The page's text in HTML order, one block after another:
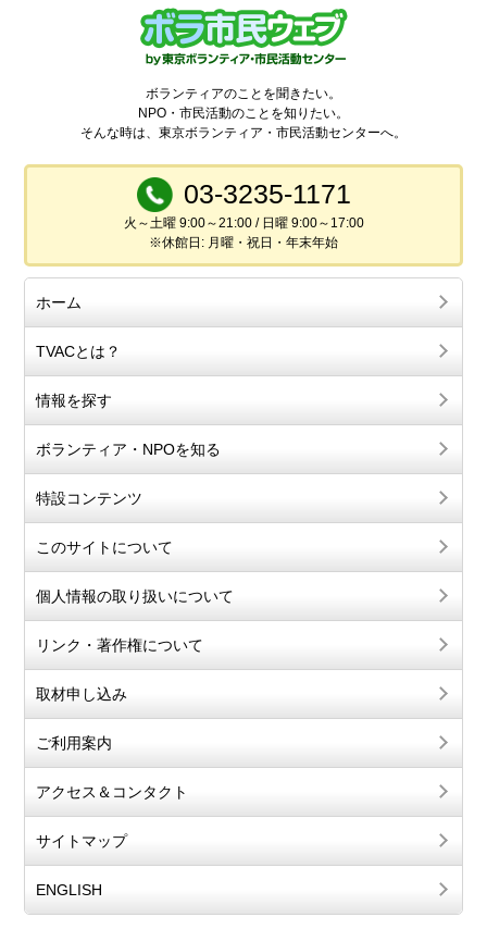
ボランティアのことを聞きたい。
NPO・市民活動のことを知りたい。
そんな時は、東京ボランティア・市民活動センターへ。
03-3235-1171
火～土曜 9:00～21:00 / 日曜 9:00～17:00
※休館日: 月曜・祝日・年末年始
ホーム
TVACとは？
情報を探す
ボランティア・NPOを知る
特設コンテンツ
このサイトについて
個人情報の取り扱いについて
リンク・著作権について
取材申し込み
ご利用案内
アクセス＆コンタクト
サイトマップ
ENGLISH